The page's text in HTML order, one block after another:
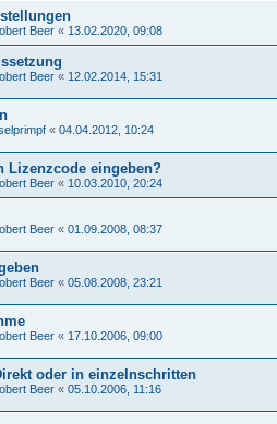
Beer « 13.02.2020, 09:08
Beer « 12.02.2014, 15:31
« 04.04.2012, 10:24
Lizenzcode eingeben?
Beer « 10.03.2010, 20:24
Beer « 01.09.2008, 08:37
Beer « 05.08.2008, 23:21
Beer « 17.10.2006, 09:00
oder in einzelnschritten
Beer « 05.10.2006, 11:16